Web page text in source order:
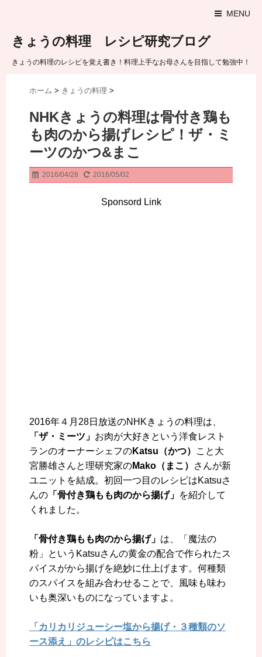
MENU
きょうの料理 レシピ研究ブログ
きょうの料理のレシピを覚え書き！料理上手なお母さんを目指して勉強中！
ホーム > きょうの料理 >
NHKきょうの料理は骨付き鶏も
も肉のから揚げレシピ！ザ・ミ
ーツのかつ&まこ
2016/04/28 2016/05/02
Sponsord Link
2016年４月28日放送のNHKきょうの料理は、
「ザ・ミーツ」 お肉が大好きという洋食レスト
ランのオーナーシェフのKatsu（かつ）
こと大
宮勝雄さんと理研究家のMako（まこ）
さんが新
ユニットを結成。初回一つ目のレシピはKatsuさ
んの 「骨付き鶏もも肉のから揚げ」 を紹介して
くれました。
「骨付き鶏もも肉のから揚げ」 は、「魔法の
粉」というKatsuさんの黄金の配合で作られたス
パイスがから揚げを絶妙に仕上げます。何種類
のスパイスを組み合わせることで、風味も味わ
いも奥深いものになっていますよ。
「カリカリジューシー塩から揚げ・３種類のソ
ース添え」のレシピはこちら